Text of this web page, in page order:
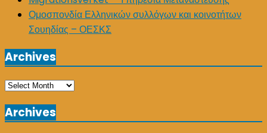
Ομοσπονδία Ελληνικών συλλόγων και κοινοτήτων
Σουηδίας – ΟΕΣΚΣ
Archives
Archives
Archives